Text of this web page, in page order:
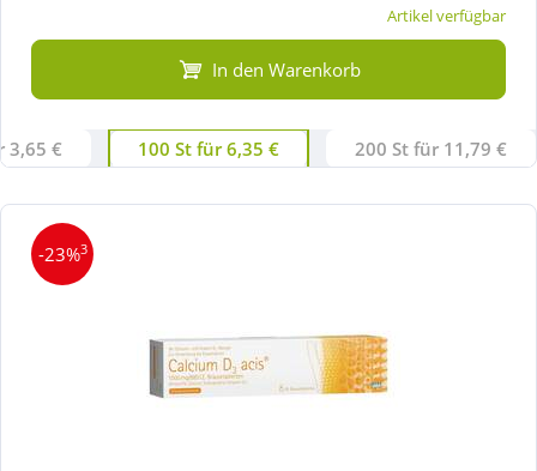
Artikel verfügbar
In den Warenkorb
3,65 € 100 St für 6,35 € 200 St für 11,79 €
-23%3